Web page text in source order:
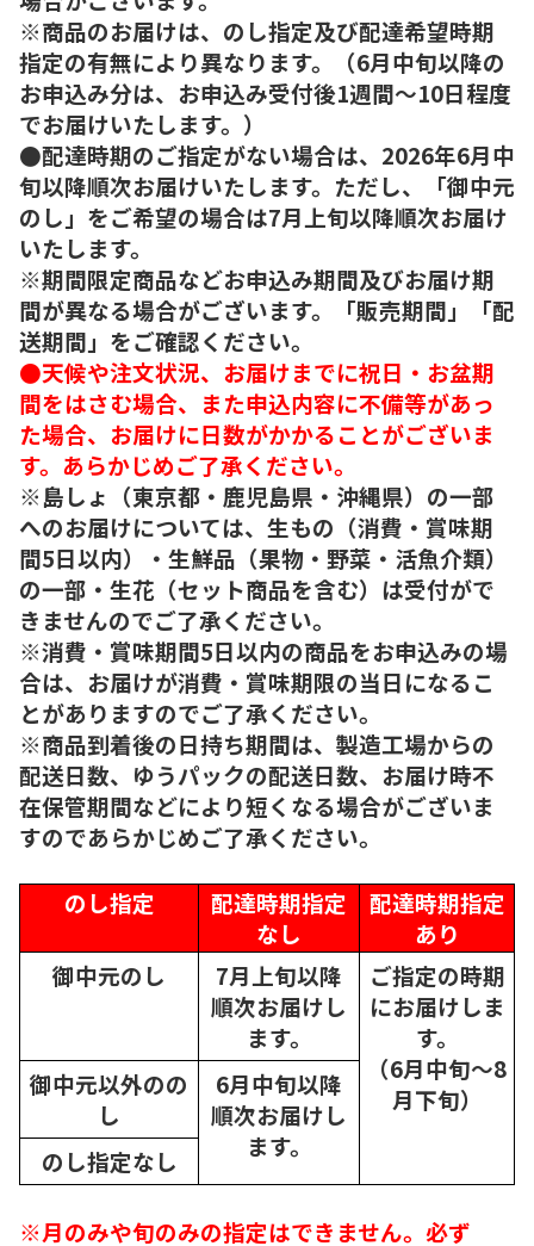
※商品のお届けは、のし指定及び配達希望時期
指定の有無により異なります。（6月中旬以降の
お申込み分は、お申込み受付後1週間～10日程度
でお届けいたします。）
●配達時期のご指定がない場合は、2026年6月中
旬以降順次お届けいたします。ただし、「御中元
のし」をご希望の場合は7月上旬以降順次お届け
いたします。
※期間限定商品などお申込み期間及びお届け期
間が異なる場合がございます。「販売期間」「配
送期間」をご確認ください。
●天候や注文状況、お届けまでに祝日・お盆期
間をはさむ場合、また申込内容に不備等があっ
た場合、お届けに日数がかかることがございま
す。あらかじめご了承ください。
※島しょ（東京都・鹿児島県・沖縄県）の一部
へのお届けについては、生もの（消費・賞味期
間5日以内）・生鮮品（果物・野菜・活魚介類）
の一部・生花（セット商品を含む）は受付がで
きませんのでご了承ください。
※消費・賞味期間5日以内の商品をお申込みの場
合は、お届けが消費・賞味期限の当日になるこ
とがありますのでご了承ください。
※商品到着後の日持ち期間は、製造工場からの
配送日数、ゆうパックの配送日数、お届け時不
在保管期間などにより短くなる場合がございま
すのであらかじめご了承ください。
のし指定
配達時期指定
なし
配達時期指定
あり
御中元のし
7月上旬以降
順次お届けし
ます。
ご指定の時期
にお届けしま
す。
（6月中旬～8
月下旬）
御中元以外のの
し
6月中旬以降
順次お届けし
ます。
のし指定なし
※月のみや旬のみの指定はできません。必ず